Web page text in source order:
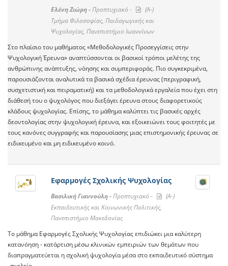
Ελένη Ζιώρη -Προπτυχιακό -
(A-)
Τμήμα Φιλοσοφίας, Παιδαγωγικής και
Ψυχολογίας, Πανεπιστήμιο Ιωαννίνων
Στο πλαίσιο του μαθήματος «Μεθοδολογικές Προσεγγίσεις στην
Ψυχολογική Έρευνα» αναπτύσσονται οι βασικοί τρόποι μελέτης της
ανθρώπινης ανάπτυξης, νόησης και συμπεριφοράς. Πιο συγκεκριμένα,
παρουσιάζονται αναλυτικά τα βασικά σχέδια έρευνας (περιγραφική,
συσχετιστική και πειραματική) και τα μεθοδολογικά εργαλεία που έχει στη
διάθεσή του ο ψυχολόγος που διεξάγει έρευνα στους διαφορετικούς
κλάδους ψυχολογίας. Επίσης, το μάθημα καλύπτει τις βασικές αρχές
δεοντολογίας στην ψυχολογική έρευνα, και εξοικειώνει τους φοιτητές με
τους κανόνες συγγραφής και παρουσίασης μιας επιστημονικής έρευνας σε
ειδικευμένο και μη ειδικευμένο κοινό.
Eφαρμογές Σχολικής Ψυχολογίας
Βασιλική Γιαννούλη -Προπτυχιακό -
(A-)
Εκπαιδευτικής και Κοινωνικής Πολιτικής,
Πανεπιστήμιο Μακεδονίας
Το μάθημα Εφαρμογές Σχολικής Ψυχολογίας επιδιώκει μια καλύτερη
κατανόηση - κατάρτιση μέσω κλινικών εμπειριών των θεμάτων που
διαπραγματεύεται η σχολική ψυχολογία μέσα στο εκπαιδευτικό σύστημα